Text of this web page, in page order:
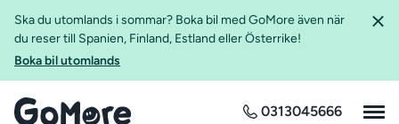
Ska du utomlands i sommar? Boka bil med GoMore även när
du reser till Spanien, Finland, Estland eller Österrike!
Boka bil utomlands
0313045666